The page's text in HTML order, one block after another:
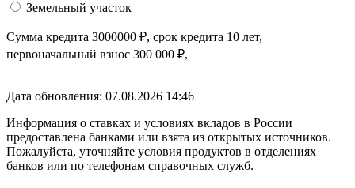
Земельный участок
Сумма кредита 3000000 ₽, срок кредита 10 лет,
первоначальный взнос 300 000 ₽,
Дата обновления: 07.08.2026 14:46
Информация о ставках и условиях вкладов в России
предоставлена банками или взята из открытых источников.
Пожалуйста, уточняйте условия продуктов в отделениях
банков или по телефонам справочных служб.